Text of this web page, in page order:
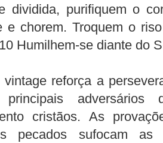
dividida, purifiquem o
e chorem. Troquem o
Humilhem-se diante do
vintage reforça a
cristãos. As
pecados sufocam as